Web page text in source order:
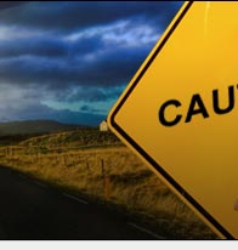
Plataforma comercial
Para Socios